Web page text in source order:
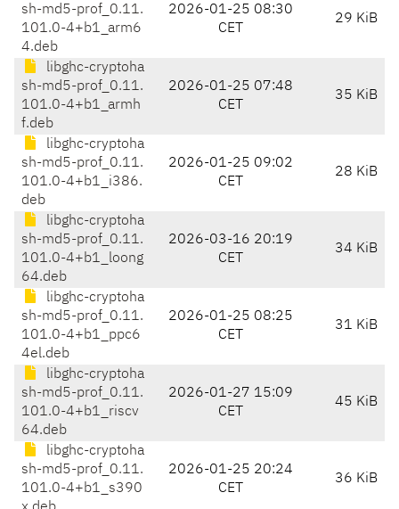
sh-md5-prof_0.11.
101.0-4+b1_arm6
4.deb
2026-01-25 08:30
CET
29 KiB
libghc-cryptoha
sh-md5-prof_0.11.
101.0-4+b1_armh
f.deb
2026-01-25 07:48
CET
35 KiB
libghc-cryptoha
sh-md5-prof_0.11.
101.0-4+b1_i386.
deb
2026-01-25 09:02
CET
28 KiB
libghc-cryptoha
sh-md5-prof_0.11.
101.0-4+b1_loong
64.deb
2026-03-16 20:19
CET
34 KiB
libghc-cryptoha
sh-md5-prof_0.11.
101.0-4+b1_ppc6
4el.deb
2026-01-25 08:25
CET
31 KiB
libghc-cryptoha
sh-md5-prof_0.11.
101.0-4+b1_riscv
64.deb
2026-01-27 15:09
CET
45 KiB
libghc-cryptoha
sh-md5-prof_0.11.
101.0-4+b1_s390
2026-01-25 20:24
CET
36 KiB